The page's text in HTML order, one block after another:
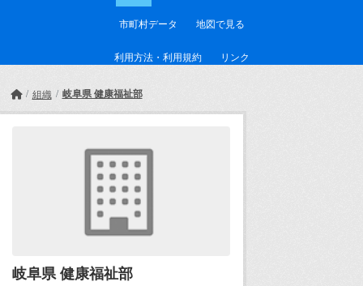
市町村データ 地図で見る
利用方法・利用規約 リンク
組織 岐阜県 健康福祉部
岐阜県 健康福祉部